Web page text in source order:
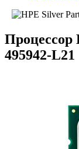
Процессор
495942-L21